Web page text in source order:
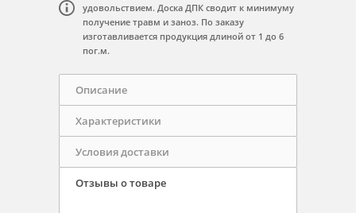
удовольствием. Доска ДПК сводит к минимуму
получение травм и заноз. По заказу
изготавливается продукция длиной от 1 до 6
пог.м.
Описание
Характеристики
Условия доставки
Отзывы о товаре